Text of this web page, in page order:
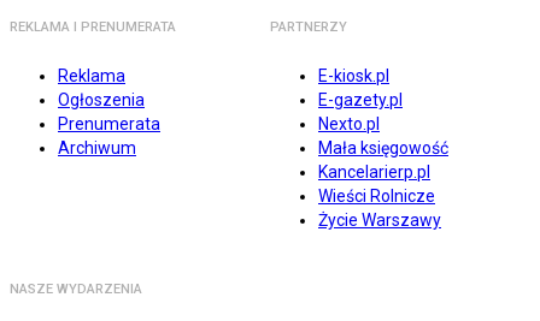
REKLAMA I PRENUMERATA
Reklama
Ogłoszenia
Prenumerata
Archiwum
PARTNERZY
E-kiosk.pl
E-gazety.pl
Nexto.pl
Mała księgowość
Kancelarierp.pl
Wieści Rolnicze
Życie Warszawy
NASZE WYDARZENIA